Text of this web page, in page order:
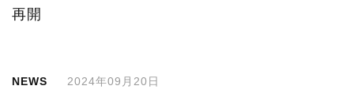
再開
NEWS 2024年09月20日